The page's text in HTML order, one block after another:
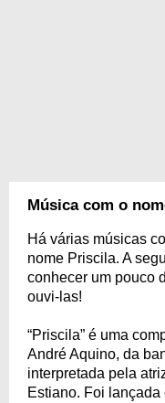
Música com o
Há várias músicas
nome Priscila. A
conhecer um pouco
ouvi-las!
“Priscila” é uma
André Aquino, da
interpretada pela
Estiano. Foi